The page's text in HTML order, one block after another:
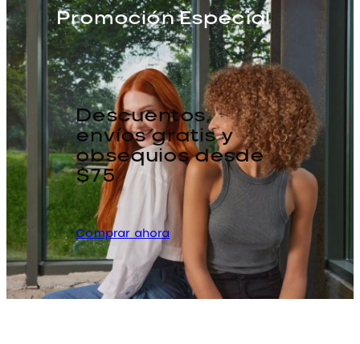
Promoción Especial
Descuentos,
envíos gratis y
obsequios desde
$75
Comprar ahora